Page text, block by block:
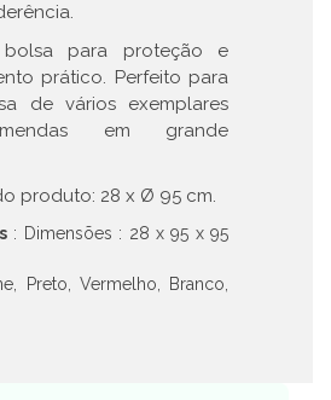
para proteção e
prático. Perfeito para
de vários exemplares
em grande
produto: 28 x Ø 95 cm.
: Dimensões : 28 x 95 x 95
Preto, Vermelho, Branco,